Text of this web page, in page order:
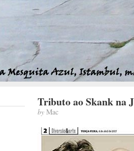
Tributo ao Skank na
byMac